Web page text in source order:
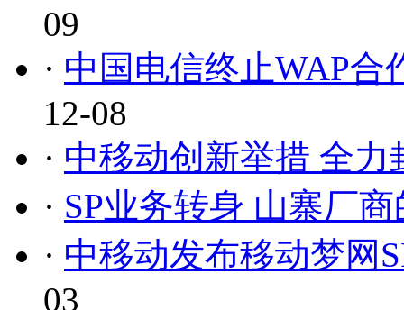
09
· 中国电信终止WAP合
12-08
· 中移动创新举措 全
· SP业务转身 山寨厂
· 中移动发布移动梦网
03